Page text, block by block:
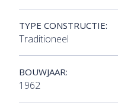
TYPE CONSTRUCTIE:
Traditioneel
BOUWJAAR:
1962